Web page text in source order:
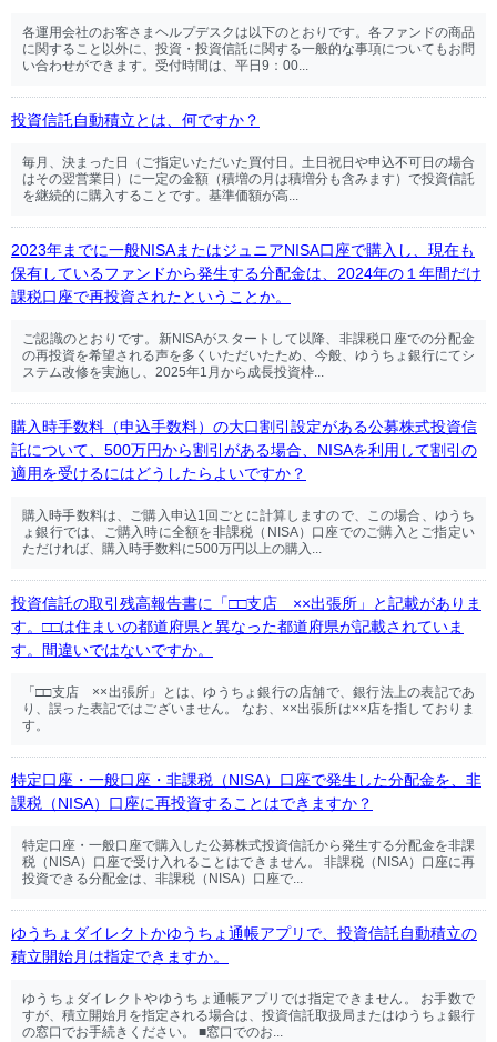
各運用会社のお客さまヘルプデスクは以下のとおりです。各ファンドの商品
に関すること以外に、投資・投資信託に関する一般的な事項についてもお問
い合わせができます。受付時間は、平日9：00...
投資信託自動積立とは、何ですか？
毎月、決まった日（ご指定いただいた買付日。土日祝日や申込不可日の場合
はその翌営業日）に一定の金額（積増の月は積増分も含みます）で投資信託
を継続的に購入することです。基準価額が高...
2023年までに一般NISAまたはジュニアNISA口座で購入し、現在も
保有しているファンドから発生する分配金は、2024年の１年間だけ
課税口座で再投資されたということか。
ご認識のとおりです。新NISAがスタートして以降、非課税口座での分配金
の再投資を希望される声を多くいただいたため、今般、ゆうちょ銀行にてシ
ステム改修を実施し、2025年1月から成⾧投資枠...
購入時手数料（申込手数料）の大口割引設定がある公募株式投資信
託について、500万円から割引がある場合、NISAを利用して割引の
適用を受けるにはどうしたらよいですか？
購入時手数料は、ご購入申込1回ごとに計算しますので、この場合、ゆうち
ょ銀行では、ご購入時に全額を非課税（NISA）口座でのご購入とご指定い
ただければ、購入時手数料に500万円以上の購入...
投資信託の取引残高報告書に「□□支店 ××出張所」と記載がありま
す。□□は住まいの都道府県と異なった都道府県が記載されていま
す。間違いではないですか。
「□□支店 ××出張所」とは、ゆうちょ銀行の店舗で、銀行法上の表記であ
り、誤った表記ではございません。 なお、××出張所は××店を指しておりま
す。
特定口座・一般口座・非課税（NISA）口座で発生した分配金を、非
課税（NISA）口座に再投資することはできますか？
特定口座・一般口座で購入した公募株式投資信託から発生する分配金を非課
税（NISA）口座で受け入れることはできません。 非課税（NISA）口座に再
投資できる分配金は、非課税（NISA）口座で...
ゆうちょダイレクトかゆうちょ通帳アプリで、投資信託自動積立の
積立開始月は指定できますか。
ゆうちょダイレクトやゆうちょ通帳アプリでは指定できません。 お手数で
すが、積立開始月を指定される場合は、投資信託取扱局またはゆうちょ銀行
の窓口でお手続きください。 ■窓口でのお...